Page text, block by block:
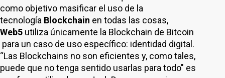
como objetivo masificar el uso de la
tecnología Blockchain en todas las cosas,
Web5 utiliza únicamente la Blockchain de Bitcoin
para un caso de uso específico: identidad digital.
“Las Blockchains no son eficientes y, como tales,
puede que no tenga sentido usarlas para todo" es